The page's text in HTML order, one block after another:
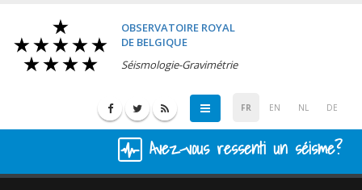
OBSERVATOIRE ROYAL
DE BELGIQUE
Séismologie-Gravimétrie
FR EN NL DE
Avez-vous ressenti un séisme?